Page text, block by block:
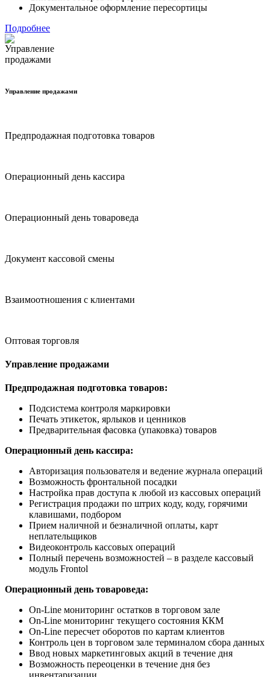
Документальное оформление пересортицы
Подробнее
Управление продажами
Предпродажная подготовка товаров
Операционный день кассира
Операционный день товароведа
Документ кассовой смены
Взаимоотношения с клиентами
Оптовая торговля
Управление продажами
Предпродажная подготовка товаров:
Подсистема контроля маркировки
Печать этикеток, ярлыков и ценников
Предварительная фасовка (упаковка) товаров
Операционный день кассира:
Авторизация пользователя и ведение журнала операций
Возможность фронтальной посадки
Настройка прав доступа к любой из кассовых операций
Регистрация продажи по штрих коду, коду, горячими
клавишами, подбором
Прием наличной и безналичной оплаты, карт
неплательщиков
Видеоконтроль кассовых операций
Полный перечень возможностей – в разделе кассовый
модуль Frontol
Операционный день товароведа:
On-Line мониторинг остатков в торговом зале
On-Line мониторинг текущего состояния ККМ
On-Line пересчет оборотов по картам клиентов
Контроль цен в торговом зале терминалом сбора данных
Ввод новых маркетинговых акций в течение дня
Возможность переоценки в течение дня без